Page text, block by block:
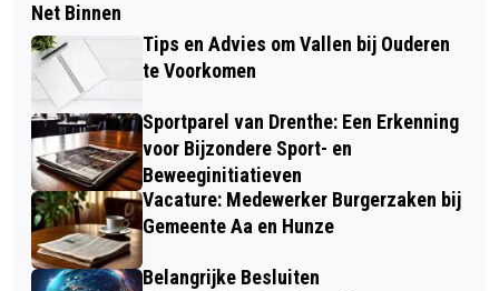
Net Binnen
Tips en Advies om Vallen bij Ouderen
te Voorkomen
Sportparel van Drenthe: Een Erkenning
voor Bijzondere Sport- en
Beweeginitiatieven
Vacature: Medewerker Burgerzaken bij
Gemeente Aa en Hunze
Belangrijke Besluiten